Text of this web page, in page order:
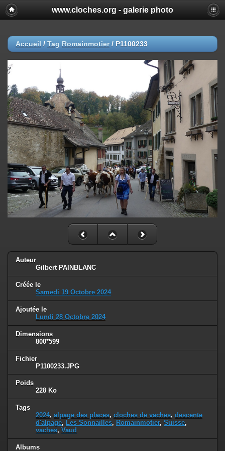
www.cloches.org - galerie photo
Accueil / Tag Romainmotier/ P1100233
Auteur
Gilbert PAINBLANC
Créée le
Samedi 19 Octobre 2024
Ajoutée le
Lundi 28 Octobre 2024
Dimensions
800*599
Fichier
P1100233.JPG
Poids
228 Ko
Tags
2024, alpage des places, cloches de vaches, descente
d'alpage, Les Sonnailles, Romainmotier, Suisse,
vaches, Vaud
Albums